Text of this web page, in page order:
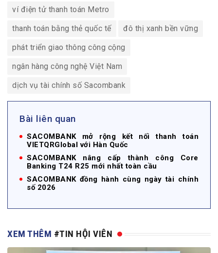
ví điện tử thanh toán Metro
thanh toán bằng thẻ quốc tế đô thị xanh bền vững
phát triển giao thông công cộng
ngân hàng công nghệ Việt Nam
dịch vụ tài chính số Sacombank
Bài liên quan
SACOMBANK mở rộng kết nối thanh toán
VIETQRGlobal với Hàn Quốc
SACOMBANK nâng cấp thành công Core
Banking T24 R25 mới nhất toàn cầu
SACOMBANK đồng hành cùng ngày tài chính
số 2026
XEM THÊM #TIN HỘI VIÊN